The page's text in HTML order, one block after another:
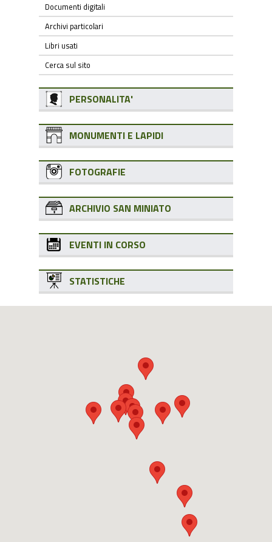
Documenti digitali
Archivi particolari
Libri usati
Cerca sul sito
PERSONALITA'
MONUMENTI E LAPIDI
FOTOGRAFIE
ARCHIVIO SAN MINIATO
EVENTI IN CORSO
STATISTICHE